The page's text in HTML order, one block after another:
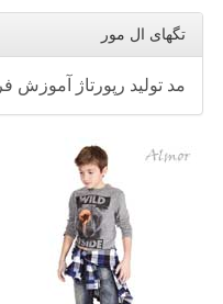
تگهای ال مور
مد تولید رپورتاژ آموزش